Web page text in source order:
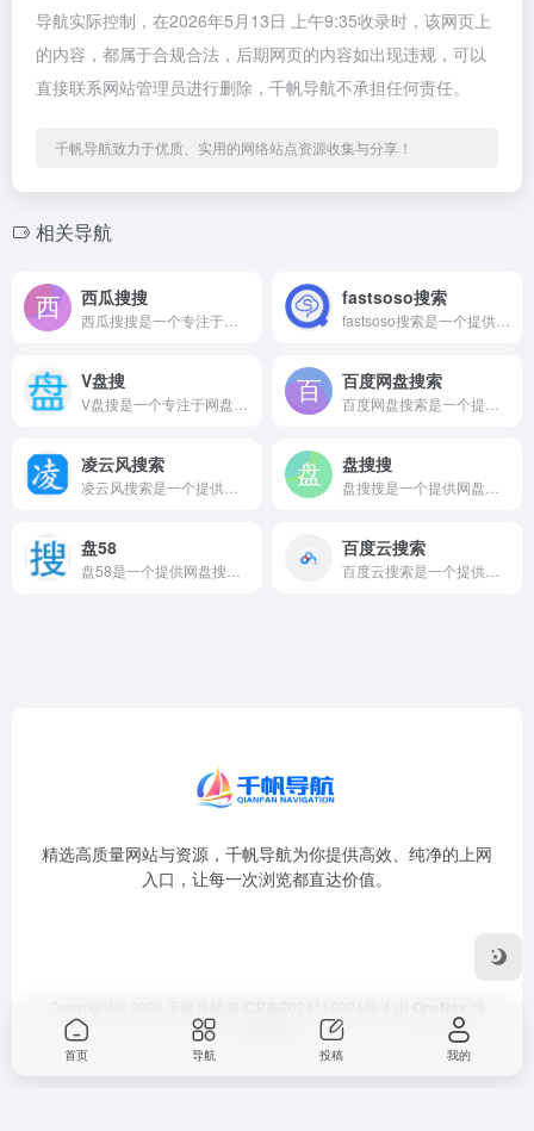
导航实际控制，在2026年5月13日 上午9:35收录时，该网页上
的内容，都属于合规合法，后期网页的内容如出现违规，可以
直接联系网站管理员进行删除，千帆导航不承担任何责任。
千帆导航致力于优质、实用的网络站点资源收集与分享！
相关导航
西瓜搜搜 fastsoso搜索
V盘搜 百度网盘搜索
凌云风搜索 盘搜搜
盘58 百度云搜索
精选高质量网站与资源，千帆导航为你提供高效、纯净的上网
入口，让每一次浏览都直达价值。
首页 导航 投稿 我的